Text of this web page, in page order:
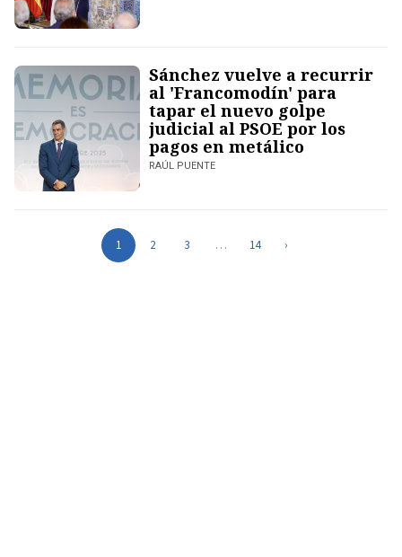
Sánchez vuelve a recurrir
al 'Francomodín' para
tapar el nuevo golpe
judicial al PSOE por los
pagos en metálico
RAÚL PUENTE
1 2 3 … 14 ›